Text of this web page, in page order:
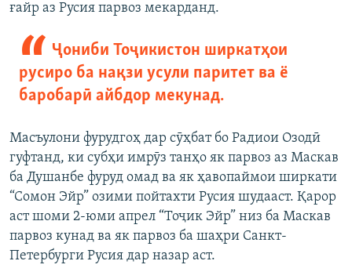
ғайр аз Русия парвоз мекарданд.
Ҷониби Тоҷикистон ширкатҳои
русиро ба нақзи усули паритет ва ё
баробарӣ айбдор мекунад.
Масъулони фурудгоҳ дар сӯҳбат бо Радиои Озодӣ
гуфтанд, ки субҳи имрӯз танҳо як парвоз аз Маскав
ба Душанбе фуруд омад ва як ҳавопаймои ширкати
“Сомон Эйр” озими пойтахти Русия шудааст. Қарор
аст шоми 2-юми апрел “Тоҷик Эйр” низ ба Маскав
парвоз кунад ва як парвоз ба шаҳри Санкт-
Петербурги Русия дар назар аст.